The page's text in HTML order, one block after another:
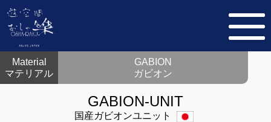
Material
マテリアル
GABION
ガビオン
GABION-UNIT
国産ガビオンユニット